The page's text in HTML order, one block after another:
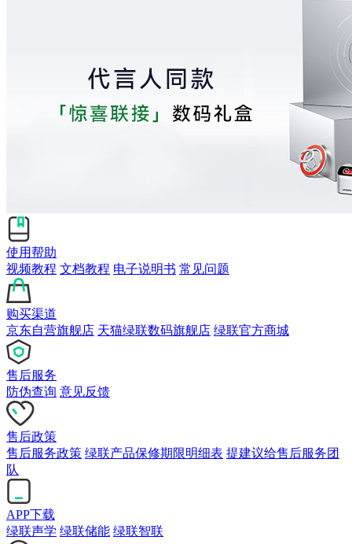
使用帮助
视频教程 文档教程 电子说明书 常见问题
购买渠道
京东自营旗舰店 天猫绿联数码旗舰店 绿联官方商城
售后服务
防伪查询 意见反馈
售后政策
售后服务政策 绿联产品保修期限明细表 提建议给售后服务团
队
APP下载
绿联声学 绿联储能 绿联智联